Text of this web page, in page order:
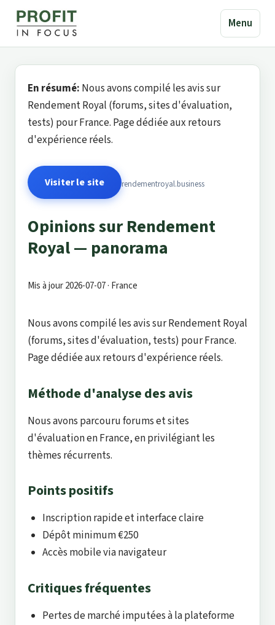
Menu
En résumé: Nous avons compilé les avis sur
Rendement Royal (forums, sites d'évaluation,
tests) pour France. Page dédiée aux retours
d'expérience réels.
Visiter le site rendementroyal.business
Opinions sur Rendement
Royal — panorama
Mis à jour 2026-07-07 · France
Nous avons compilé les avis sur Rendement Royal
(forums, sites d'évaluation, tests) pour France.
Page dédiée aux retours d'expérience réels.
Méthode d'analyse des avis
Nous avons parcouru forums et sites
d'évaluation en France, en privilégiant les
thèmes récurrents.
Points positifs
Inscription rapide et interface claire
Dépôt minimum €250
Accès mobile via navigateur
Critiques fréquentes
Pertes de marché imputées à la plateforme